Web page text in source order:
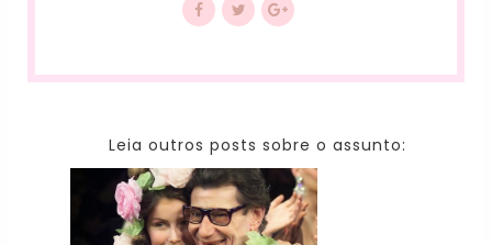
Leia outros posts sobre o assunto: